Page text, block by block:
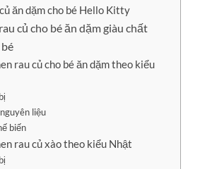
ăn dặm cho bé Hello Kitty
củ cho bé ăn dặm giàu chất
rau củ cho bé ăn dặm theo kiểu
liệu
biến
rau củ xào theo kiểu Nhật